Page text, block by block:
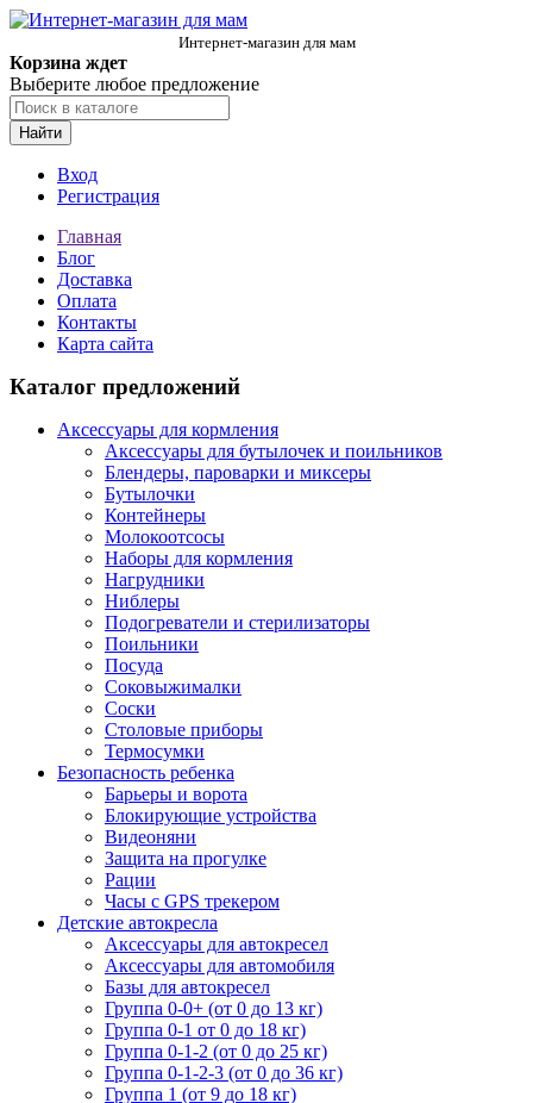
Интернет-магазин для мам
Корзина ждет
Выберите любое предложение
Найти
Вход
Регистрация
Главная
Блог
Доставка
Оплата
Контакты
Карта сайта
Каталог предложений
Аксессуары для кормления
Аксессуары для бутылочек и поильников
Блендеры, пароварки и миксеры
Бутылочки
Контейнеры
Молокоотсосы
Наборы для кормления
Нагрудники
Ниблеры
Подогреватели и стерилизаторы
Поильники
Посуда
Соковыжималки
Соски
Столовые приборы
Термосумки
Безопасность ребенка
Барьеры и ворота
Блокирующие устройства
Видеоняни
Защита на прогулке
Рации
Часы с GPS трекером
Детские автокресла
Аксессуары для автокресел
Аксессуары для автомобиля
Базы для автокресел
Группа 0-0+ (от 0 до 13 кг)
Группа 0-1 от 0 до 18 кг)
Группа 0-1-2 (от 0 до 25 кг)
Группа 0-1-2-3 (от 0 до 36 кг)
Группа 1 (от 9 до 18 кг)